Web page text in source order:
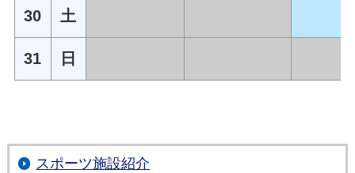
30 土
31 日
スポーツ施設紹介